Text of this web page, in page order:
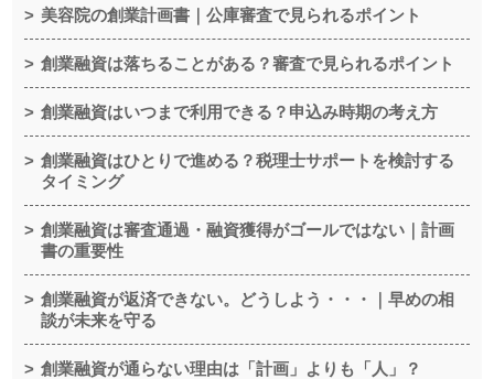
美容院の創業計画書｜公庫審査で見られるポイント
創業融資は落ちることがある？審査で見られるポイント
創業融資はいつまで利用できる？申込み時期の考え方
創業融資はひとりで進める？税理士サポートを検討する
タイミング
創業融資は審査通過・融資獲得がゴールではない｜計画
書の重要性
創業融資が返済できない。どうしよう・・・｜早めの相
談が未来を守る
創業融資が通らない理由は「計画」よりも「人」？